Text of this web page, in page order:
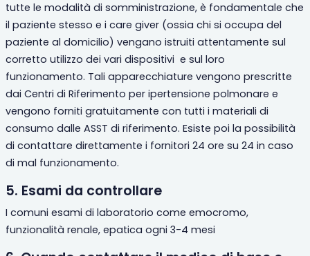
tutte le modalità di somministrazione, è fondamentale che
il paziente stesso e i care giver (ossia chi si occupa del
paziente al domicilio) vengano istruiti attentamente sul
corretto utilizzo dei vari dispositivi e sul loro
funzionamento. Tali apparecchiature vengono prescritte
dai Centri di Riferimento per ipertensione polmonare e
vengono forniti gratuitamente con tutti i materiali di
consumo dalle ASST di riferimento. Esiste poi la possibilità
di contattare direttamente i fornitori 24 ore su 24 in caso
di mal funzionamento.
5. Esami da controllare
I comuni esami di laboratorio come emocromo,
funzionalità renale, epatica ogni 3-4 mesi